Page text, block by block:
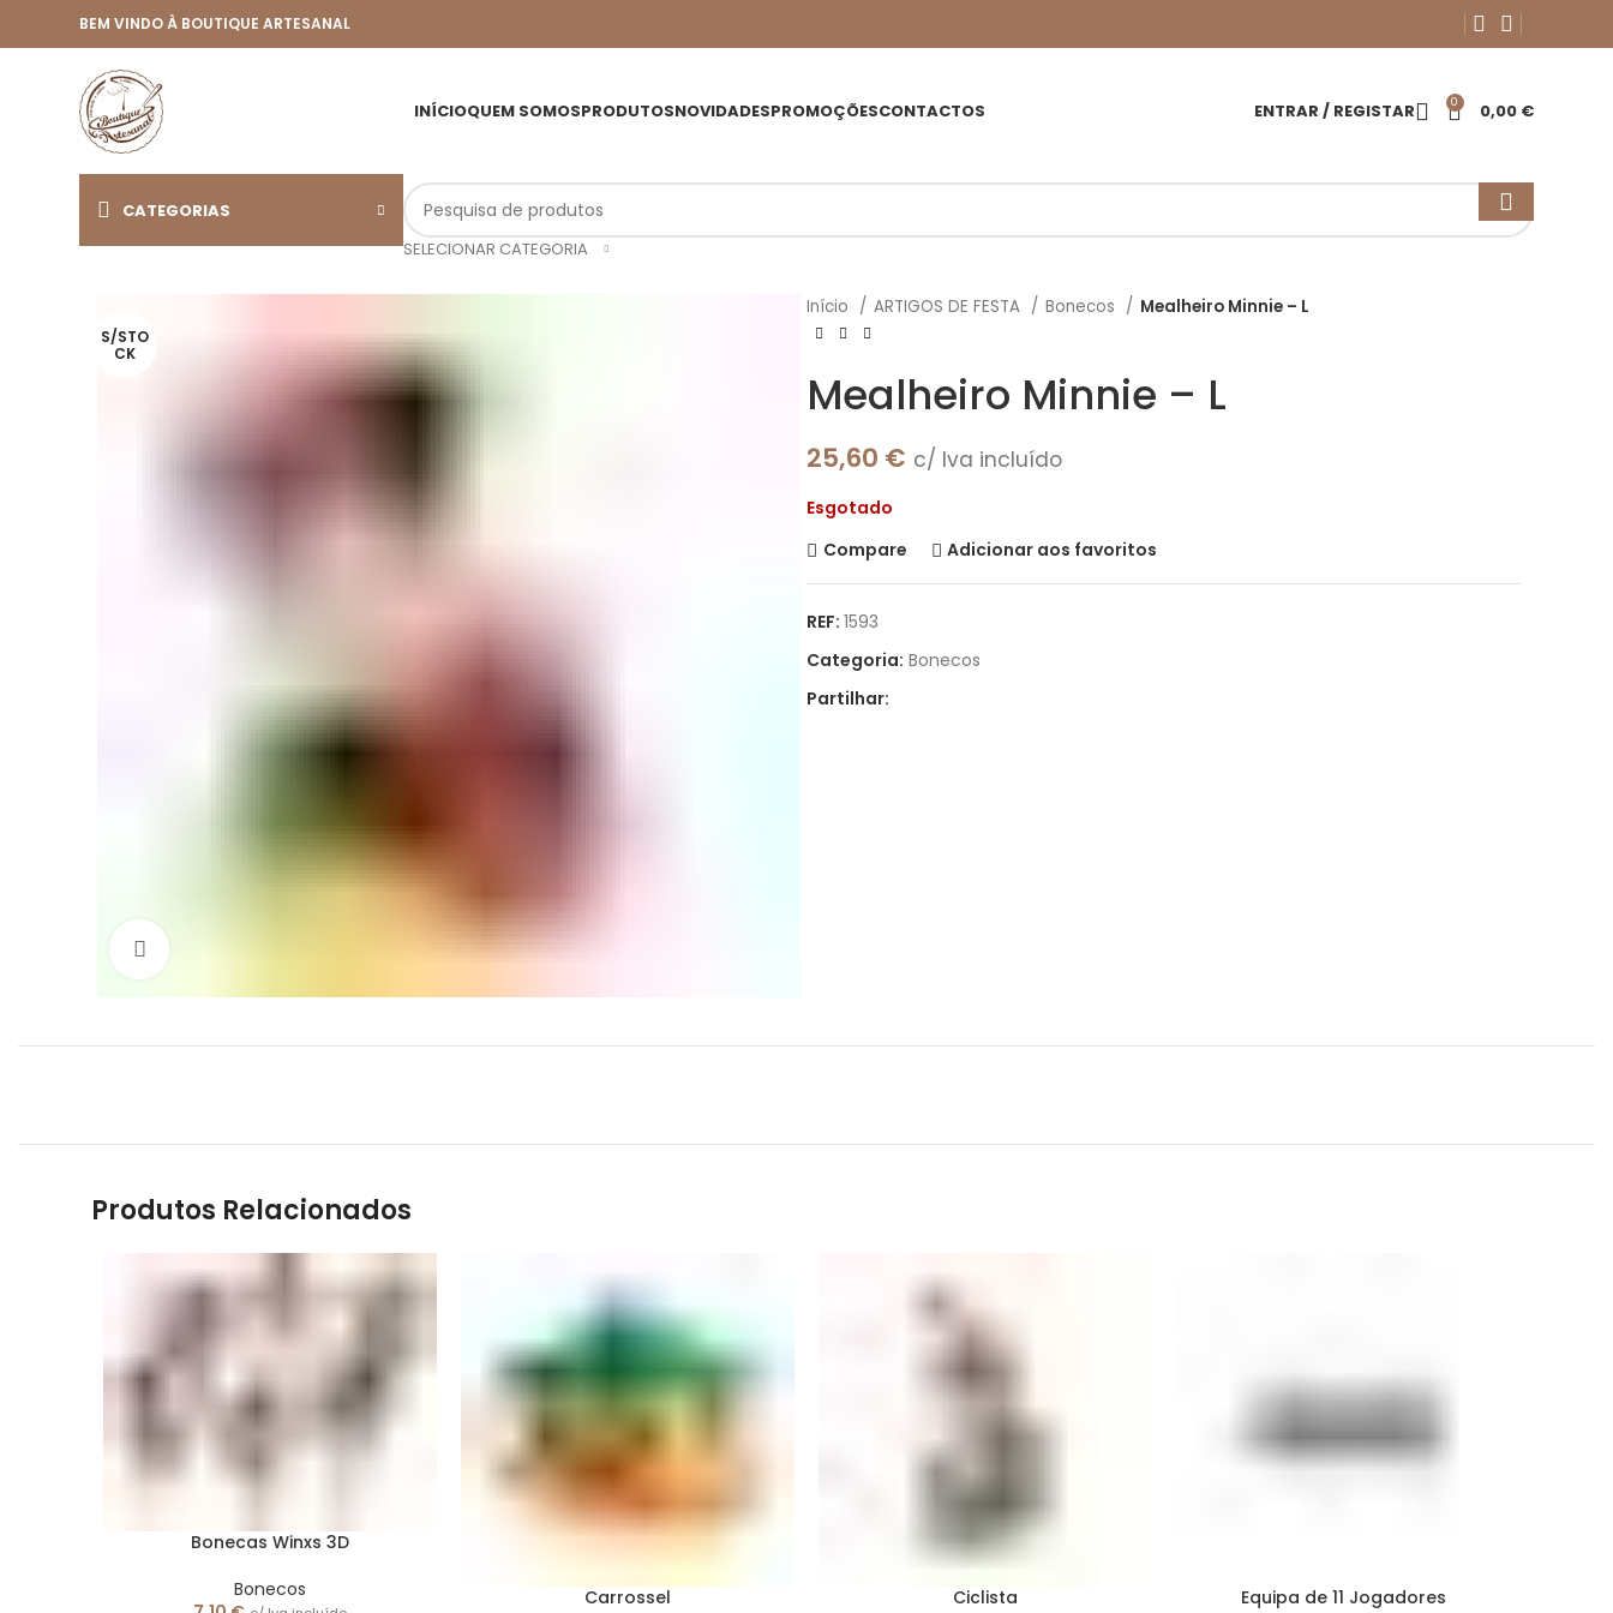
BEM VINDO À BOUTIQUE ARTESANAL
INÍCIOQUEM SOMOSPRODUTOSNOVIDADESPROMOÇÕESCONTACTOS ENTRAR / REGISTAR 0 0,00 €
CATEGORIAS
SELECIONAR CATEGORIA
S/STO
CK
Início ARTIGOS DE FESTA Bonecos Mealheiro Minnie – L
Mealheiro Minnie – L
25,60 € c/ Iva incluído
Esgotado
Compare
Adicionar aos favoritos
REF: 1593
Categoria: Bonecos
Partilhar:
Produtos Relacionados
Bonecas Winxs 3D
Bonecos
Carrossel
Ciclista
Equipa de 11 Jogadores